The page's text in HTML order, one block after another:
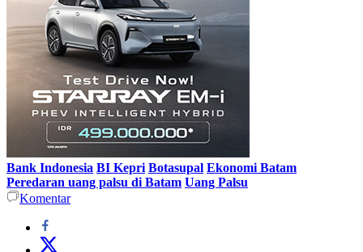
Bank Indonesia BI Kepri Botasupal Ekonomi Batam
Peredaran uang palsu di Batam Uang Palsu
Komentar